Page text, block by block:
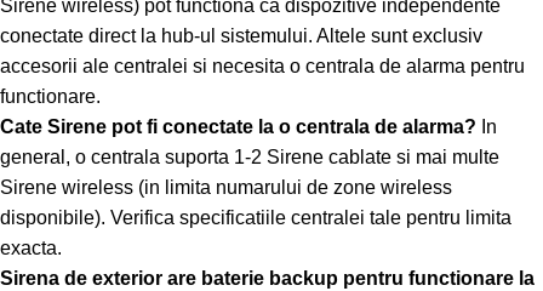
Sirene wireless) pot functiona ca dispozitive independente
conectate direct la hub-ul sistemului. Altele sunt exclusiv
accesorii ale centralei si necesita o centrala de alarma pentru
functionare.
Cate Sirene pot fi conectate la o centrala de alarma? In
general, o centrala suporta 1-2 Sirene cablate si mai multe
Sirene wireless (in limita numarului de zone wireless
disponibile). Verifica specificatiile centralei tale pentru limita
exacta.
Sirena de exterior are baterie backup pentru functionare la